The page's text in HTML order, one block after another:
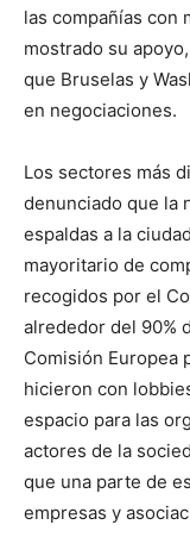
las compañías con
mostrado su
que Bruselas y
en negociaciones.
Los sectores más
denunciado que la
espaldas a la
mayoritario de
recogidos por el
alrededor del 90%
Comisión Europea
hicieron con
espacio para las
actores de la
que una parte de
empresas y